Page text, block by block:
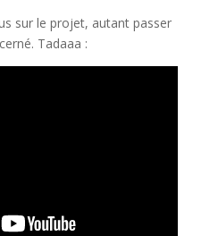
sur le projet, autant passer
Tadaaa :